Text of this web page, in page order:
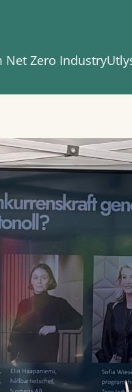
Net Zero Industry